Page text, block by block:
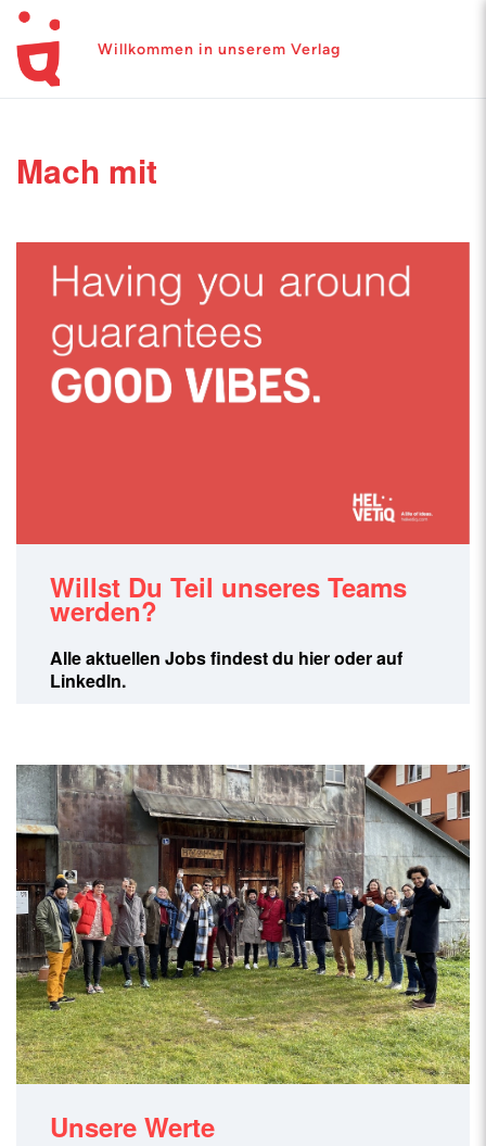
Willkommen in unserem Verlag
Mach mit
Willst Du Teil unseres Teams
werden?
Alle aktuellen Jobs findest du hier oder auf
LinkedIn.
Unsere Werte